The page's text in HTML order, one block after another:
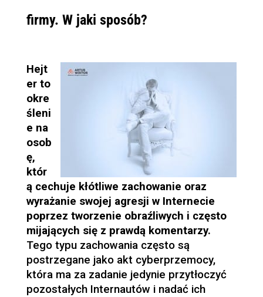
firmy. W jaki sposób?
Hejt
er to
okre
śleni
e na
osob
ę,
któr
ą cechuje kłótliwe zachowanie oraz
wyrażanie swojej agresji w Internecie
poprzez tworzenie obraźliwych i często
mijających się z prawdą komentarzy.
Tego typu zachowania często są
postrzegane jako akt cyberprzemocy,
która ma za zadanie jedynie przytłoczyć
pozostałych Internautów i nadać ich